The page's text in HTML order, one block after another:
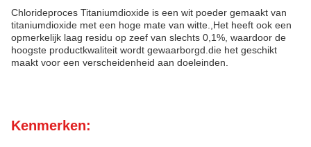
Chlorideproces Titaniumdioxide is een wit poeder gemaakt van
titaniumdioxide met een hoge mate van witte.,Het heeft ook een
opmerkelijk laag residu op zeef van slechts 0,1%, waardoor de
hoogste productkwaliteit wordt gewaarborgd.die het geschikt
maakt voor een verscheidenheid aan doeleinden.
Kenmerken: